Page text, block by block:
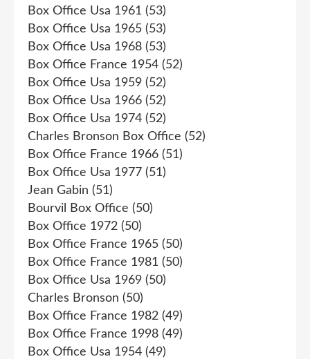
Box Office Usa 1961 (53)
Box Office Usa 1965 (53)
Box Office Usa 1968 (53)
Box Office France 1954 (52)
Box Office Usa 1959 (52)
Box Office Usa 1966 (52)
Box Office Usa 1974 (52)
Charles Bronson Box Office (52)
Box Office France 1966 (51)
Box Office Usa 1977 (51)
Jean Gabin (51)
Bourvil Box Office (50)
Box Office 1972 (50)
Box Office France 1965 (50)
Box Office France 1981 (50)
Box Office Usa 1969 (50)
Charles Bronson (50)
Box Office France 1982 (49)
Box Office France 1998 (49)
Box Office Usa 1954 (49)